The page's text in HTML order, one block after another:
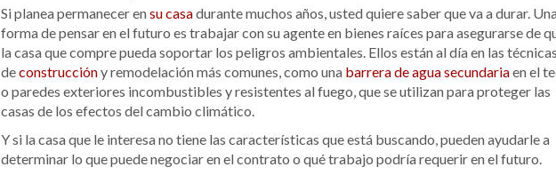
Si planea permanecer ensu casadurante muchos años, usted quiere saber que va a durar.
forma de pensar en el futuro es trabajar con su agente en bienes raíces para asegurarse de
la casa que compre pueda soportar los peligros ambientales. Ellos están al día en las técnicas
deconstruccióny remodelación más comunes, como una barrera de agua secundariaen el
o paredes exteriores incombustibles y resistentes al fuego, que se utilizan para proteger las
casas de los efectos del cambio climático.
Y si la casa que le interesa no tiene las características que está buscando, pueden ayudarle a
determinar lo que puede negociar en el contrato o qué trabajo podría requerir en el futuro.